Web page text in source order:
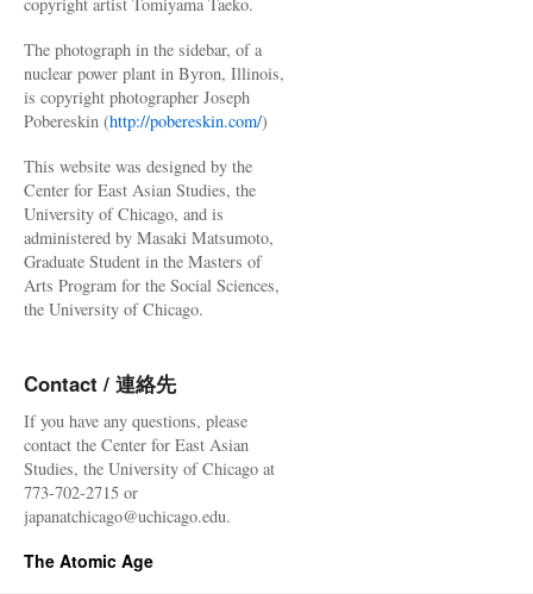
The photograph in the sidebar, of a
nuclear power plant in Byron, Illinois,
is copyright photographer Joseph
Pobereskin (http://pobereskin.com/)
This website was designed by the
Center for East Asian Studies, the
University of Chicago, and is
administered by Masaki Matsumoto,
Graduate Student in the Masters of
Arts Program for the Social Sciences,
the University of Chicago.
Contact / 連絡先
If you have any questions, please
contact the Center for East Asian
Studies, the University of Chicago at
773-702-2715 or
japanatchicago@uchicago.edu.
The Atomic Age